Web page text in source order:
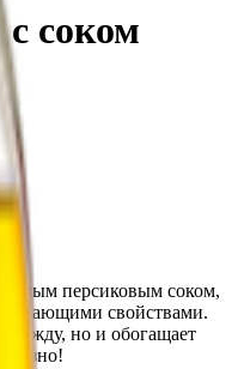
соком
персиковым соком,
свойствами.
жажду, но и обогащает